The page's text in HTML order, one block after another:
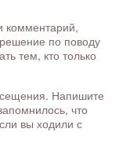
комментарий,
по поводу
тем, кто только
Напишите
что
вы ходили с